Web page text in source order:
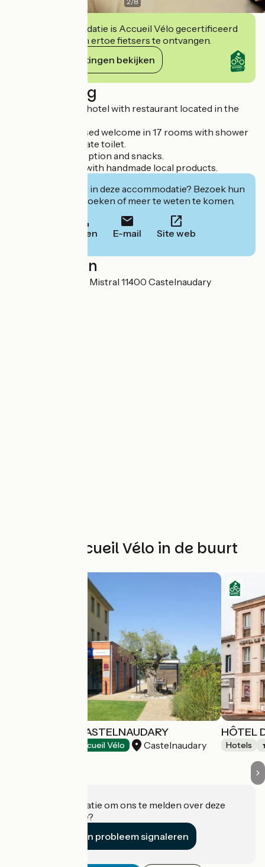
Deze accommodatie is Accueil Vélo gecertificeerd
en verbindt zich ertoe fietsers te ontvangen.
Haar verplichtingen bekijken
Beschrijving
Family-run 3-star hotel with restaurant located in the
Enjoy a personalised welcome in 17 rooms with shower
or bath and separate toilet.
Small lounge, reception and snacks.
Bar and boutique with handmade local products.
Geïnteresseerd in deze accommodatie? Bezoek hun
website om te boeken of meer te weten te komen.
Bellen E-mail Site web
Localisation
2 avenue Frédéric Mistral 11400 Castelnaudary
Andere Accueil Vélo in de buurt
IBIS BUDGET CASTELNAUDARY
Accueil Vélo Castelnaudary
HÔTEL
Hotels
Heeft u informatie om ons te melden over deze
accommodatie?
Een probleem signaleren